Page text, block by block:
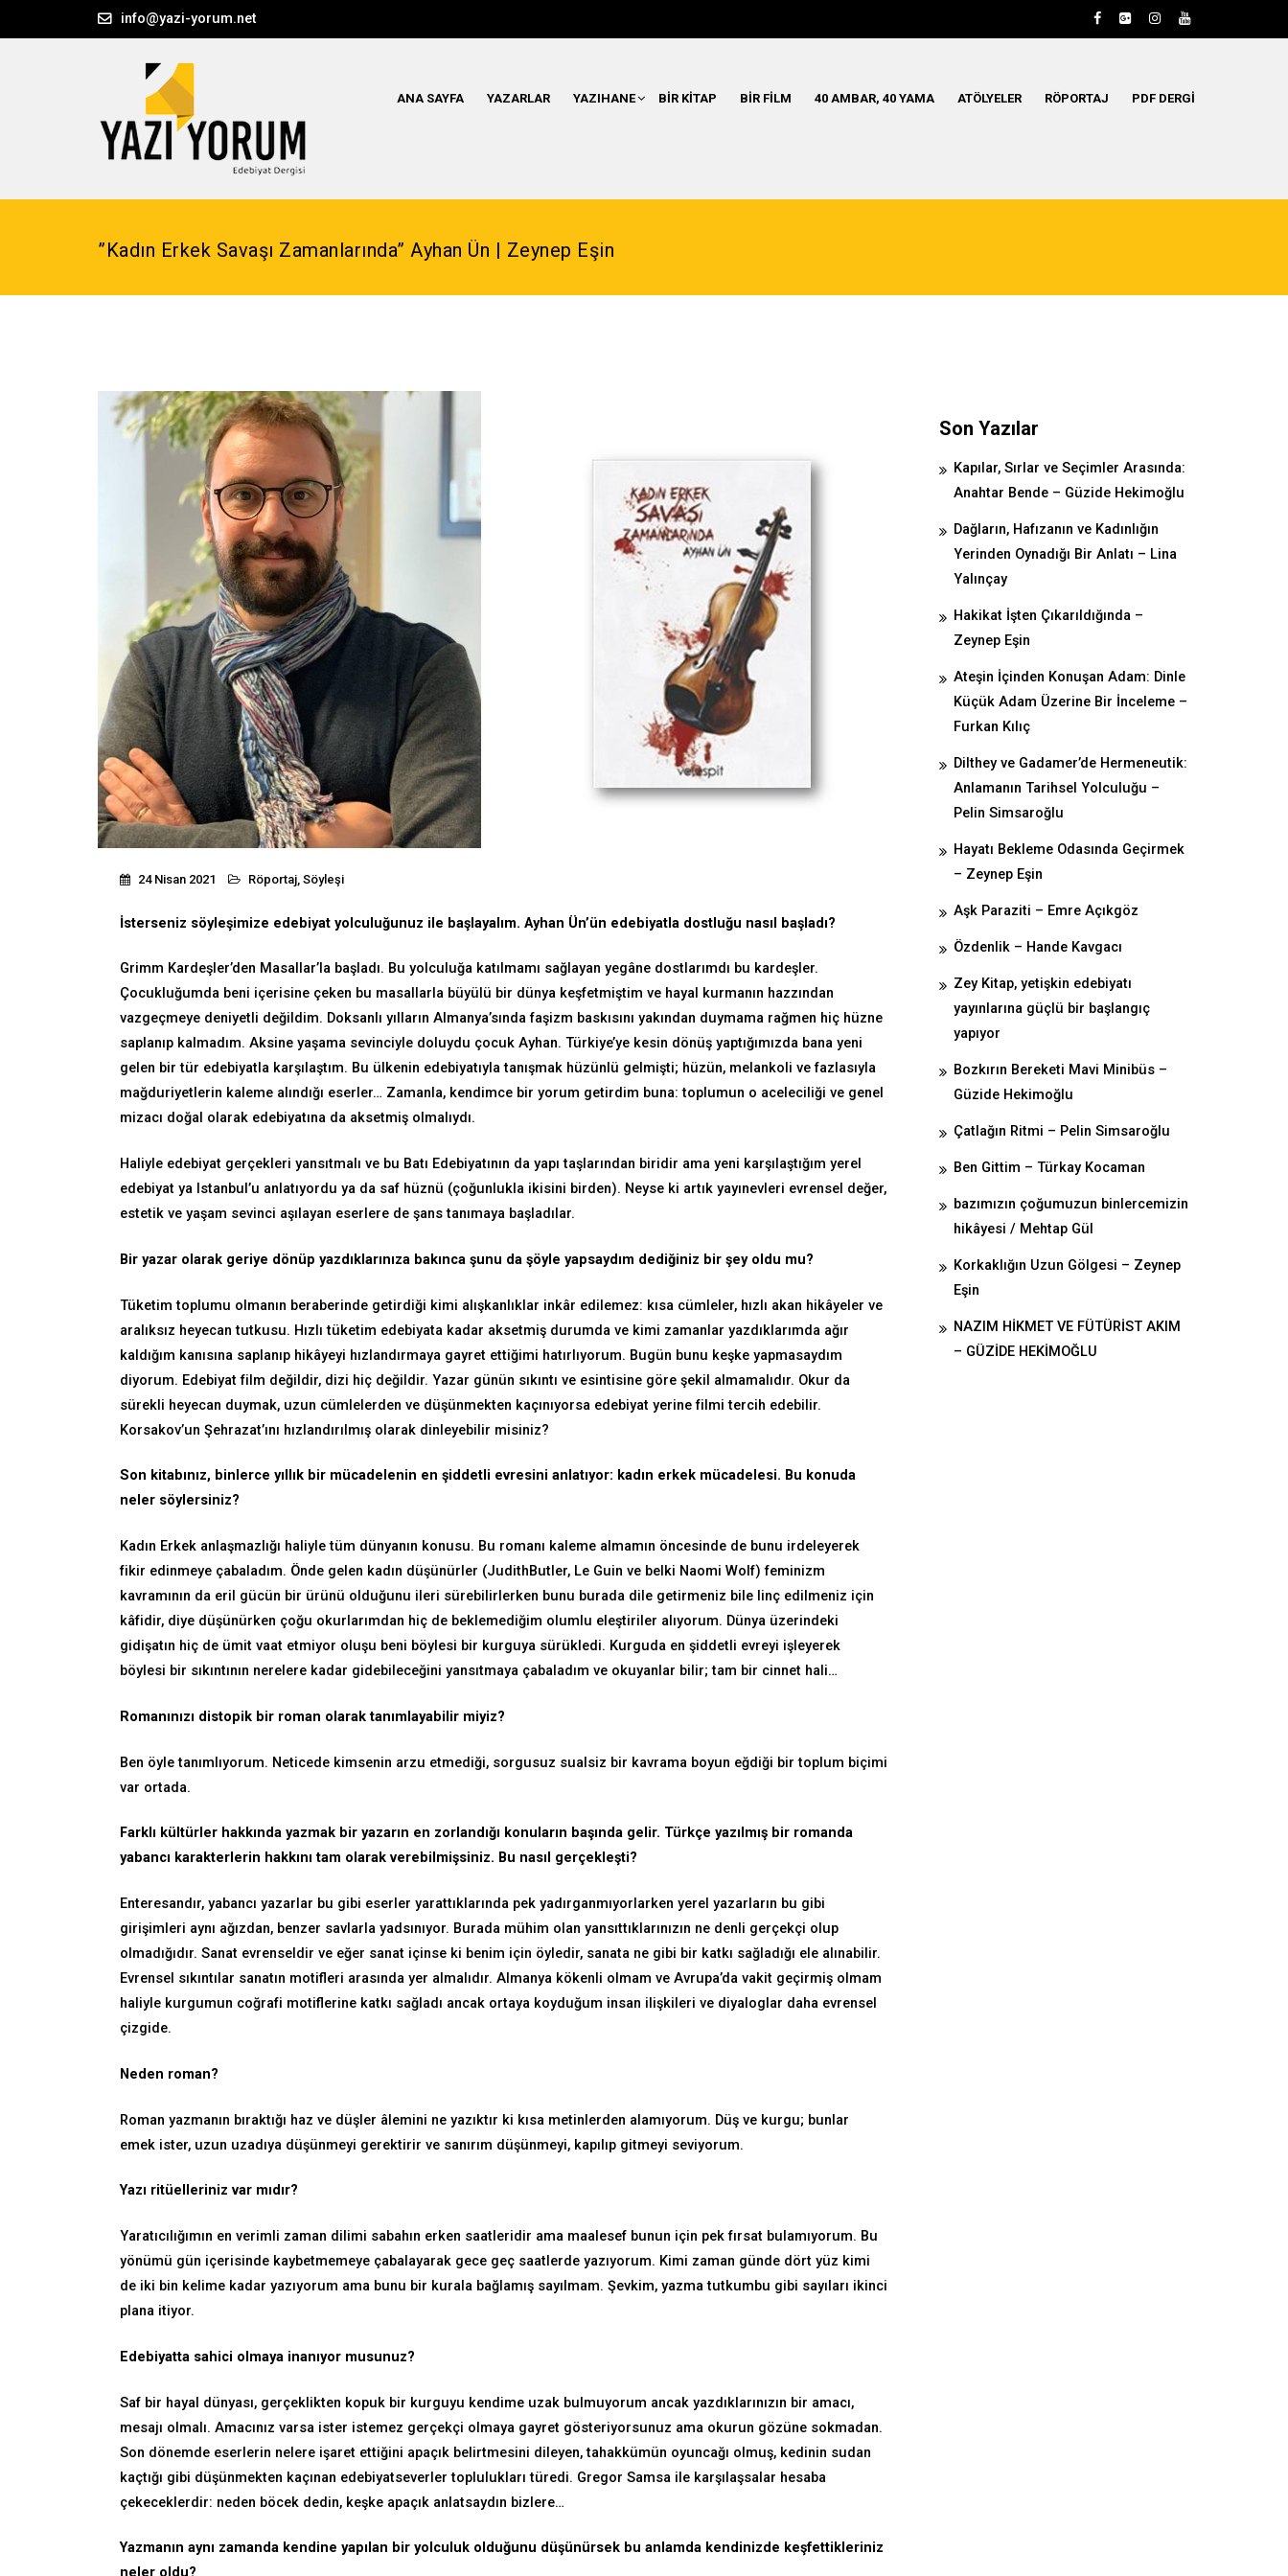
info@yazi-yorum.net
ANA SAYFA YAZARLAR YAZIHANE BIR KITAP BIR FILM 40 AMBAR, 40 YAMA ATÖLYELER RÖPORTAJ PDF DERGI
”Kadın Erkek Savaşı Zamanlarında” Ayhan Ün | Zeynep Eşin
24 Nisan 2021 Röportaj Söyleşi
İsterseniz söyleşimize edebiyat yolculuğunuz ile başlayalım. Ayhan Ün’ün edebiyatla dostluğu nasıl başladı?
Grimm Kardeşler’den Masallar’la başladı. Bu yolculuğa katılmamı sağlayan yegâne dostlarımdı bu kardeşler.
Çocukluğumda beni içerisine çeken bu masallarla büyülü bir dünya keşfetmiştim ve hayal kurmanın hazzından
vazgeçmeye deniyetli değildim. Doksanlı yılların Almanya’sında faşizm baskısını yakından duymama rağmen hiç hüzne
saplanıp kalmadım. Aksine yaşama sevinciyle doluydu çocuk Ayhan. Türkiye’ye kesin dönüş yaptığımızda bana yeni
gelen bir tür edebiyatla karşılaştım. Bu ülkenin edebiyatıyla tanışmak hüzünlü gelmişti; hüzün, melankoli ve fazlasıyla
mağduriyetlerin kaleme alındığı eserler… Zamanla, kendimce bir yorum getirdim buna: toplumun o aceleciliği ve genel
mizacı doğal olarak edebiyatına da aksetmiş olmalıydı.
Haliyle edebiyat gerçekleri yansıtmalı ve bu Batı Edebiyatının da yapı taşlarından biridir ama yeni karşılaştığım yerel
edebiyat ya Istanbul’u anlatıyordu ya da saf hüznü (çoğunlukla ikisini birden). Neyse ki artık yayınevleri evrensel değer,
estetik ve yaşam sevinci aşılayan eserlere de şans tanımaya başladılar.
Bir yazar olarak geriye dönüp yazdıklarınıza bakınca şunu da şöyle yapsaydım dediğiniz bir şey oldu mu?
Tüketim toplumu olmanın beraberinde getirdiği kimi alışkanlıklar inkâr edilemez: kısa cümleler, hızlı akan hikâyeler ve
aralıksız heyecan tutkusu. Hızlı tüketim edebiyata kadar aksetmiş durumda ve kimi zamanlar yazdıklarımda ağır
kaldığım kanısına saplanıp hikâyeyi hızlandırmaya gayret ettiğimi hatırlıyorum. Bugün bunu keşke yapmasaydım
diyorum. Edebiyat film değildir, dizi hiç değildir. Yazar günün sıkıntı ve esintisine göre şekil almamalıdır. Okur da
sürekli heyecan duymak, uzun cümlelerden ve düşünmekten kaçınıyorsa edebiyat yerine filmi tercih edebilir.
Korsakov’un Şehrazat’ını hızlandırılmış olarak dinleyebilir misiniz?
Son kitabınız, binlerce yıllık bir mücadelenin en şiddetli evresini anlatıyor: kadın erkek mücadelesi. Bu konuda
neler söylersiniz?
Kadın Erkek anlaşmazlığı haliyle tüm dünyanın konusu. Bu romanı kaleme almamın öncesinde de bunu irdeleyerek
fikir edinmeye çabaladım. Önde gelen kadın düşünürler (JudithButler, Le Guin ve belki Naomi Wolf) feminizm
kavramının da eril gücün bir ürünü olduğunu ileri sürebilirlerken bunu burada dile getirmeniz bile linç edilmeniz için
kâfidir, diye düşünürken çoğu okurlarımdan hiç de beklemediğim olumlu eleştiriler alıyorum. Dünya üzerindeki
gidişatın hiç de ümit vaat etmiyor oluşu beni böylesi bir kurguya sürükledi. Kurguda en şiddetli evreyi işleyerek
böylesi bir sıkıntının nerelere kadar gidebileceğini yansıtmaya çabaladım ve okuyanlar bilir; tam bir cinnet hali…
Romanınızı distopik bir roman olarak tanımlayabilir miyiz?
Ben öyle tanımlıyorum. Neticede kimsenin arzu etmediği, sorgusuz sualsiz bir kavrama boyun eğdiği bir toplum biçimi
var ortada.
Farklı kültürler hakkında yazmak bir yazarın en zorlandığı konuların başında gelir. Türkçe yazılmış bir romanda
yabancı karakterlerin hakkını tam olarak verebilmişsiniz. Bu nasıl gerçekleşti?
Enteresandır, yabancı yazarlar bu gibi eserler yarattıklarında pek yadırganmıyorlarken yerel yazarların bu gibi
girişimleri aynı ağızdan, benzer savlarla yadsınıyor. Burada mühim olan yansıttıklarınızın ne denli gerçekçi olup
olmadığıdır. Sanat evrenseldir ve eğer sanat içinse ki benim için öyledir, sanata ne gibi bir katkı sağladığı ele alınabilir.
Evrensel sıkıntılar sanatın motifleri arasında yer almalıdır. Almanya kökenli olmam ve Avrupa’da vakit geçirmiş olmam
haliyle kurgumun coğrafi motiflerine katkı sağladı ancak ortaya koyduğum insan ilişkileri ve diyaloglar daha evrensel
çizgide.
Neden roman?
Roman yazmanın bıraktığı haz ve düşler âlemini ne yazıktır ki kısa metinlerden alamıyorum. Düş ve kurgu; bunlar
emek ister, uzun uzadıya düşünmeyi gerektirir ve sanırım düşünmeyi, kapılıp gitmeyi seviyorum.
Yazı ritüelleriniz var mıdır?
Yaratıcılığımın en verimli zaman dilimi sabahın erken saatleridir ama maalesef bunun için pek fırsat bulamıyorum. Bu
yönümü gün içerisinde kaybetmemeye çabalayarak gece geç saatlerde yazıyorum. Kimi zaman günde dört yüz kimi
de iki bin kelime kadar yazıyorum ama bunu bir kurala bağlamış sayılmam. Şevkim, yazma tutkumbu gibi sayıları ikinci
plana itiyor.
Edebiyatta sahici olmaya inanıyor musunuz?
Saf bir hayal dünyası, gerçeklikten kopuk bir kurguyu kendime uzak bulmuyorum ancak yazdıklarınızın bir amacı,
mesajı olmalı. Amacınız varsa ister istemez gerçekçi olmaya gayret gösteriyorsunuz ama okurun gözüne sokmadan.
Son dönemde eserlerin nelere işaret ettiğini apaçık belirtmesini dileyen, tahakkümün oyuncağı olmuş, kedinin sudan
kaçtığı gibi düşünmekten kaçınan edebiyatseverler toplulukları türedi. Gregor Samsa ile karşılaşsalar hesaba
çekeceklerdir: neden böcek dedin, keşke apaçık anlatsaydın bizlere…
Yazmanın aynı zamanda kendine yapılan bir yolculuk olduğunu düşünürsek bu anlamda kendinizde keşfettikleriniz
Son Yazılar
Kapılar, Sırlar ve Seçimler Arasında:
Anahtar Bende – Güzide Hekimoğlu
Dağların, Hafızanın ve Kadınlığın
Yerinden Oynadığı Bir Anlatı – Lina
Yalınçay
Hakikat İşten Çıkarıldığında –
Zeynep Eşin
Ateşin İçinden Konuşan Adam: Dinle
Küçük Adam Üzerine Bir İnceleme –
Furkan Kılıç
Dilthey ve Gadamer’de Hermeneutik:
Anlamanın Tarihsel Yolculuğu –
Pelin Simsaroğlu
Hayatı Bekleme Odasında Geçirmek
– Zeynep Eşin
Aşk Paraziti – Emre Açıkgöz
Özdenlik – Hande Kavgacı
Zey Kitap, yetişkin edebiyatı
yayınlarına güçlü bir başlangıç
yapıyor
Bozkırın Bereketi Mavi Minibüs –
Güzide Hekimoğlu
Çatlağın Ritmi – Pelin Simsaroğlu
Ben Gittim – Türkay Kocaman
bazımızın çoğumuzun binlercemizin
hikâyesi / Mehtap Gül
Korkaklığın Uzun Gölgesi – Zeynep
Eşin
NAZIM HİKMET VE FÜTÜRİST AKIM
– GÜZİDE HEKİMOĞLU